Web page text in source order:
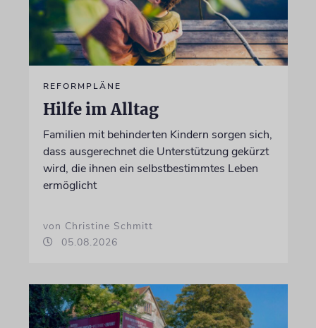
REFORMPLÄNE
Hilfe im Alltag
Familien mit behinderten Kindern sorgen sich,
dass ausgerechnet die Unterstützung gekürzt
wird, die ihnen ein selbstbestimmtes Leben
ermöglicht
von Christine Schmitt
05.08.2026